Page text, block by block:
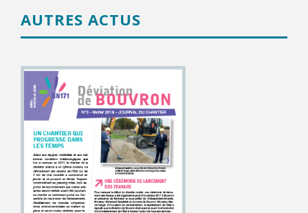
AUTRES ACTUS